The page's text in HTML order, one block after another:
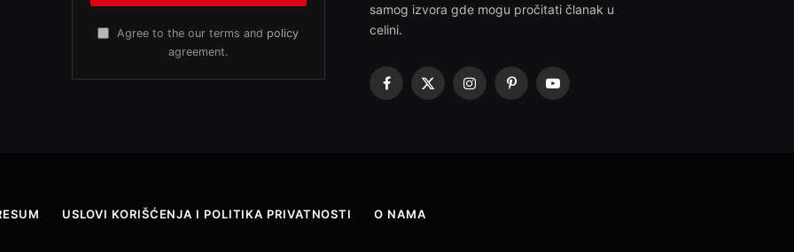
Agree to the our terms and policy
agreement.
samog izvora gde mogu pročitati članak u
celini.
Facebook
X
InstagramPinterestYouTube
USLOVI KORIŠĆENJA I POLITIKA PRIVATNOSTI O NAMA